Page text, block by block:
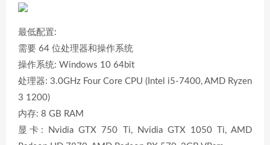
最低配置:
需要 64 位处理器和操作系统
操作系统: Windows 10 64bit
处理器: 3.0GHz Four Core CPU (Intel i5-7400, AMD Ryzen
3 1200)
内存: 8 GB RAM
显卡: Nvidia GTX 750 Ti, Nvidia GTX 1050 Ti, AMD